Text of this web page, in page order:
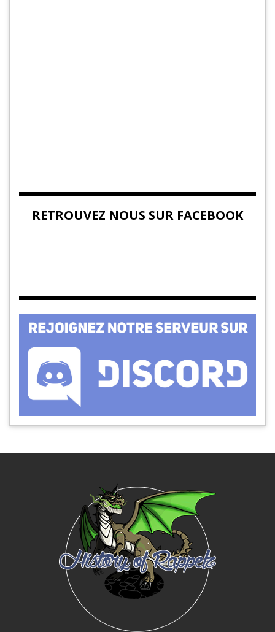
RETROUVEZ NOUS SUR FACEBOOK